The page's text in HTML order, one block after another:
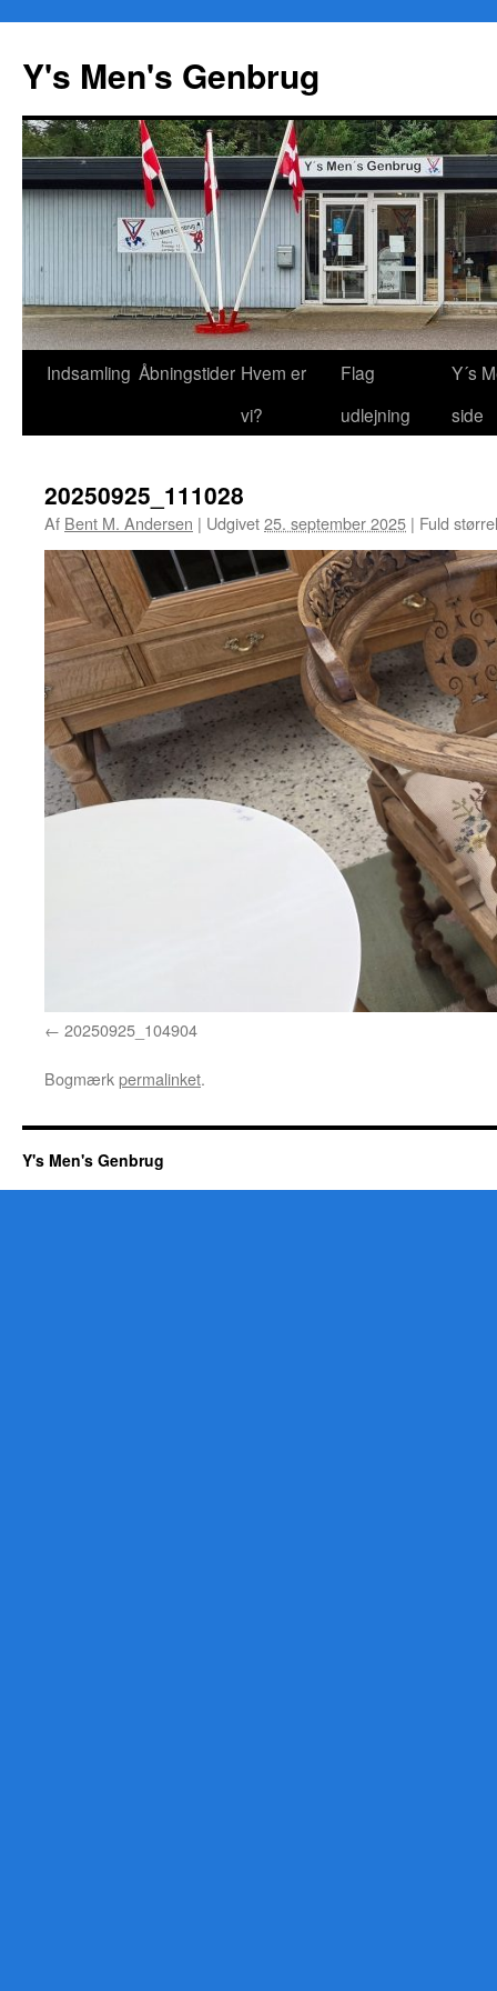
Y's Men's Genbrug
Hop
Indsamling Åbningstider Hvem er
vi?
Flag
udlejning
Y´s
side
20250925_111028
Af Bent M. Andersen | Udgivet25. september 2025 | Fuld
20250925_104904
Bogmærkpermalinket.
Y's Men's Genbrug